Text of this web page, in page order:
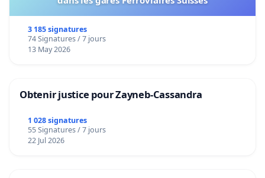
3 185 signatures
74 Signatures / 7 jours
13 May 2026
Obtenir justice pour Zayneb-Cassandra
1 028 signatures
55 Signatures / 7 jours
22 Jul 2026